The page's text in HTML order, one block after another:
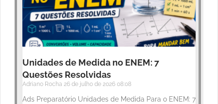
Unidades de Medida no ENEM: 7
Questões Resolvidas
Adriano Rocha 26 de julho de 2026 08:08
Ads Preparatório Unidades de Medida Para o ENEM: 7